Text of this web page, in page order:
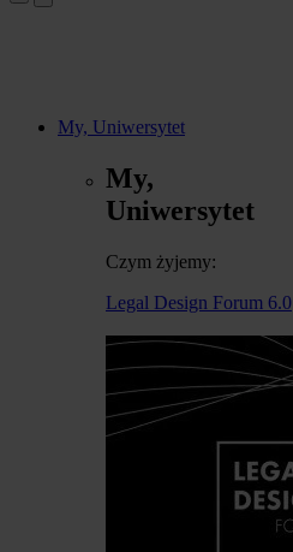
My, Uniwersytet
My,
Uniwersytet
Czym żyjemy:
Legal Design Forum 6.0